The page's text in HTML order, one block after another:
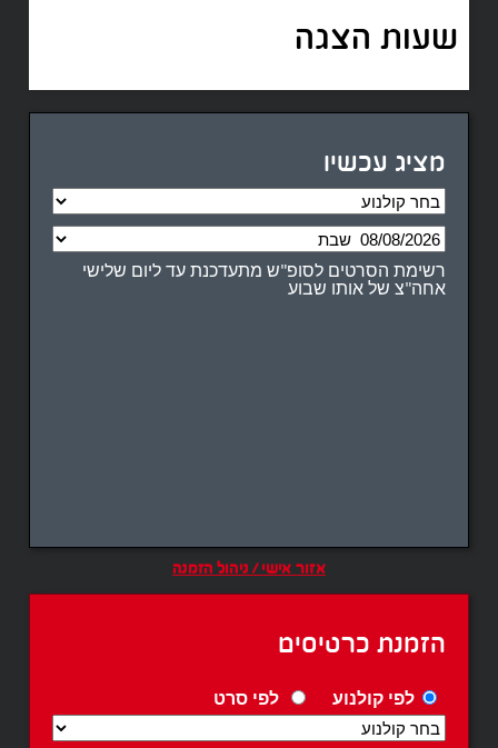
שעות הצגה
מציג עכשיו
רשימת הסרטים לסופ"ש מתעדכנת עד ליום שלישי
אחה"צ של אותו שבוע
אזור אישי / ניהול הזמנה
הזמנת כרטיסים
לפי קולנוע לפי סרט